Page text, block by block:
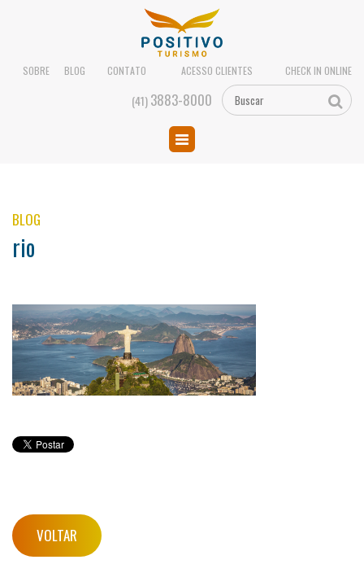
SOBRE BLOG CONTATO ACESSO CLIENTES CHECK IN ONLINE
(41)3883-8000
BLOG
rio
VOLTAR